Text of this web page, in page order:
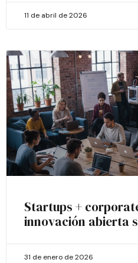
11 de abril de 2026
Startups +
innovación abierta
31 de enero de 2026